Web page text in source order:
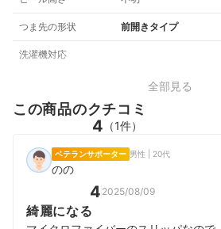
つま先の形状 前開きタイプ
洗濯機対応
全部見る
この商品のクチコミ
4 （1件）
ベテランサポーター 男性 | 20代
のの
4 2025/08/09
綺麗になる